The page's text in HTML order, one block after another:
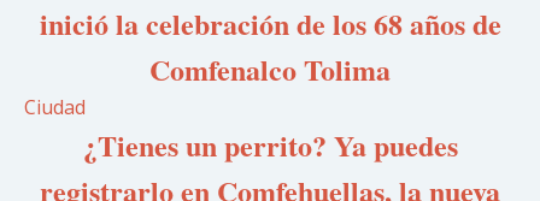
inició la celebración de los 68 años de
Comfenalco Tolima
Ciudad
¿Tienes un perrito? Ya puedes
registrarlo en Comfehuellas, la nueva